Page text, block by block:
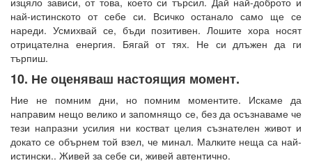
най-истинското от себе си. Всичко останало само ще се
нареди. Усмихвай се, бъди позитивен. Лошите хора носят
отрицателна енергия. Бягай от тях. Не си длъжен да ги
търпиш.
10. Не оценяваш настоящия момент.
Ние не помним дни, но помним моментите. Искаме да
направим нещо велико и запомнящо се, без да осъзнаваме че
тези напразни усилия ни костват целия съзнателен живот и
докато се обърнем той взел, че минал. Малките неща са най-
истински.. Живей за себе си, живей автентично.